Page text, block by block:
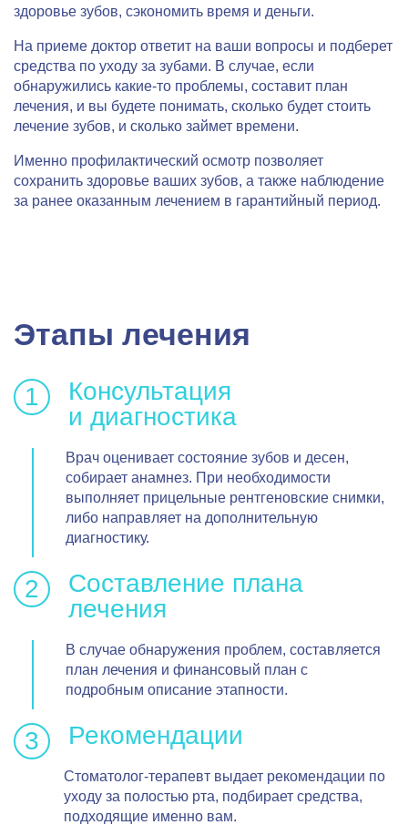
здоровье зубов, сэкономить время и деньги.
На приеме доктор ответит на ваши вопросы и подберет
средства по уходу за зубами. В случае, если
обнаружились какие-то проблемы, составит план
лечения, и вы будете понимать, сколько будет стоить
лечение зубов, и сколько займет времени.
Именно профилактический осмотр позволяет
сохранить здоровье ваших зубов, а также наблюдение
за ранее оказанным лечением в гарантийный период.
Этапы лечения
Консультация
и диагностика
Врач оценивает состояние зубов и десен,
собирает анамнез. При необходимости
выполняет прицельные рентгеновские снимки,
либо направляет на дополнительную
диагностику.
Составление плана
лечения
В случае обнаружения проблем, составляется
план лечения и финансовый план с
подробным описание этапности.
Рекомендации
Стоматолог-терапевт выдает рекомендации по
уходу за полостью рта, подбирает средства,
подходящие именно вам.